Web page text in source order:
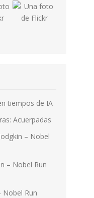
tiempos de IA
Acuerpadas
– Nobel
– Nobel Run
Nobel Run